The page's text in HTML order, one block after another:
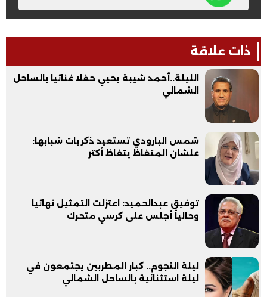
ذات علاقة
الليلة..أحمد شيبة يحيي حفلا غنائيا بالساحل
الشمالي
شمس البارودي تستعيد ذكريات شبابها:
علشان المتغاظ يتغاظ أكتر
توفيق عبدالحميد: اعتزلت التمثيل نهائيا
وحالياً أجلس على كرسي متحرك
ليلة النجوم.. كبار المطربين يجتمعون في
ليلة استثنائية بالساحل الشمالي